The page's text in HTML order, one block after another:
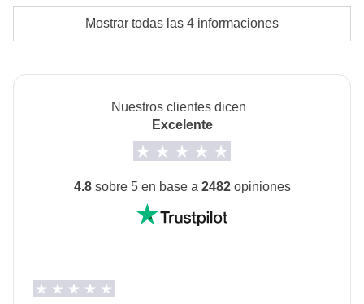
pagadas con el fondo común: son realizadas por
proveedores locales ajenos a WeRoad (terceros) y se
su gestión ni asume responsabilidad alguna
Transportes
Alojamientos
(alojamientos eco-friendly) y homestay (alojamientos
familiares) en dormitorios exclusivos de WeRoad,
literas en el tren nocturno y una embarcación
tradicional en Halong Bay.
Muy importante:No es posible garantizar que las
exclusivamente por personas del grupo. En
Mostrar todas las 4 informaciones
Nuestros clientes dicen
Excelente
4.8sobre 5 en base a 2482opiniones